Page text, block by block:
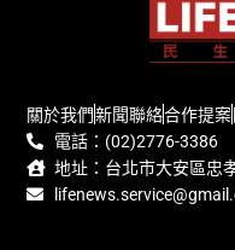
關於我們新聞聯絡合作提案
電話：(02)2776-3386
地址：台北市大安區忠